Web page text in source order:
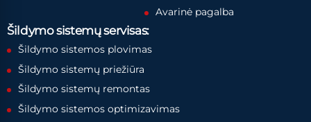
Avarinė pagalba
Šildymo sistemų servisas:
Šildymo sistemos plovimas
Šildymo sistemų priežiūra
Šildymo sistemų remontas
Šildymo sistemos optimizavimas